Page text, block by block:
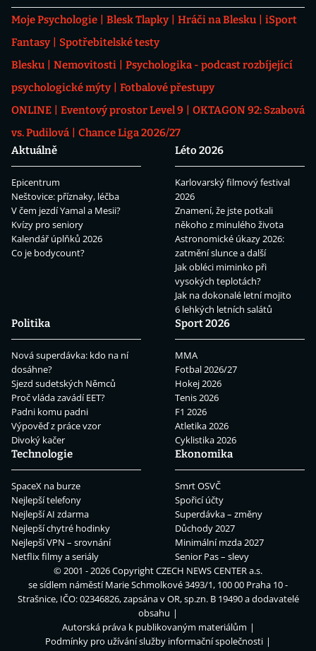
Moje Psychologie Blesk Tlapky Hráči na Blesku
iSport
Fantasy
Spotřebitelské testy
Blesku
Nemovitosti
Psychologika - podcast rozbíjející
psychologické mýty
Fotbalové přestupy
ONLINE
Eventový prostor Level 9
OKTAGON 92: Szabová
vs. Pudilová
Chance Liga 2026/27
Aktuálně
Epicentrum
Neštovice: příznaky, léčba
V čem jezdí Yamal a Mesii?
Kvízy pro seniory
Kalendář úplňků 2026
Co je bodycount?
Léto 2026
Karlovarský filmový festival
2026
Znamení, že jste potkali
někoho z minulého života
Astronomické úkazy 2026:
zatmění slunce a další
Jak obléci miminko při
vysokých teplotách?
Jak na dokonalé letní mojito
6 lehkých letních salátů
Politika
Nová superdávka: kdo na ní
dosáhne?
Sjezd sudetských Němců
Proč vláda zavádí EET?
Padni komu padni
Výpověď z práce vzor
Divoký kačer
Sport 2026
MMA
Fotbal 2026/27
Hokej 2026
Tenis 2026
F1 2026
Atletika 2026
Cyklistika 2026
Technologie
SpaceX na burze
Nejlepší telefony
Nejlepší AI zdarma
Nejlepší chytré hodinky
Nejlepší VPN – srovnání
Netflix filmy a seriály
Ekonomika
Smrt OSVČ
Spořicí účty
Superdávka – změny
Důchody 2027
Minimální mzda 2027
Senior Pas – slevy
© 2001 - 2026 CopyrightCZECH NEWS CENTER a.s.
se sídlem náměstí Marie Schmolkové 3493/1, 100 00 Praha 10 -
Strašnice, IČO: 02346826, zapsána v OR, sp.zn. B 19490 a dodavatelé
obsahu
Autorská práva k publikovaným materiálům
Podmínky pro užívání služby informační společnosti